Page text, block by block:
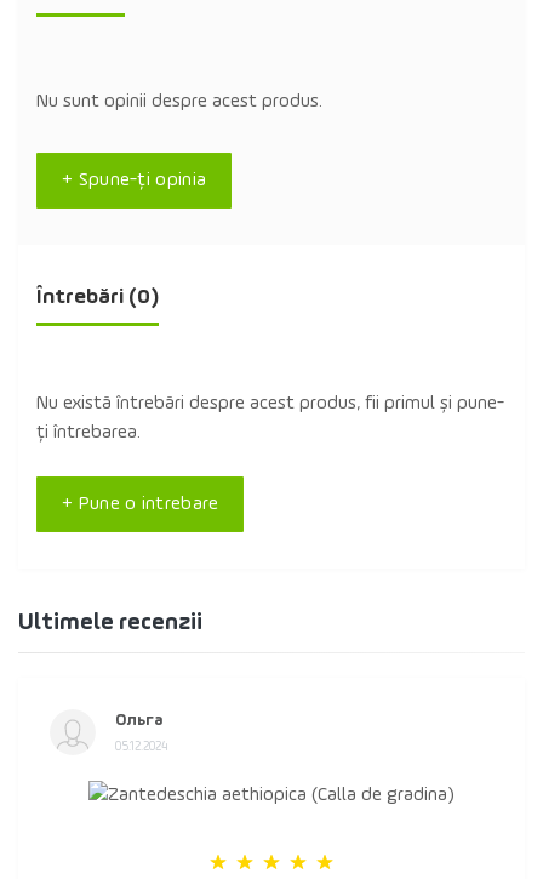
Nu sunt opinii despre acest produs.
+ Spune-ţi opinia
Întrebări (0)
Nu există întrebări despre acest produs, fii primul și pune-
ți întrebarea.
+ Pune o intrebare
Ultimele recenzii
Ольга
05.12.2024